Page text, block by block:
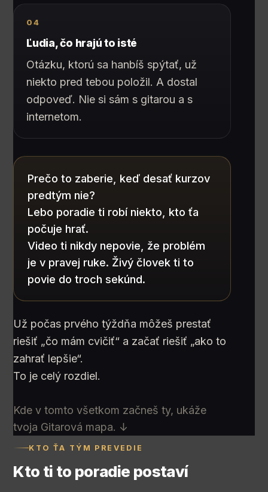
04
Ľudia, čo hrajú to isté
Otázku, ktorú sa hanbíš spýtať, už
niekto pred tebou položil. A dostal
odpoveď. Nie si sám s gitarou a s
internetom.
Prečo to zaberie, keď desať kurzov
predtým nie?
Lebo poradie ti robí niekto, kto ťa
počuje hrať.
Video ti nikdy nepovie, že problém
je v pravej ruke. Živý človek ti to
povie do troch sekúnd.
Už počas prvého týždňa môžeš prestať
riešiť „čo mám cvičiť“ a začať riešiť „ako to
zahrať lepšie“.
To je celý rozdiel.
Kde v tomto všetkom začneš ty, ukáže
tvoja Gitarová mapa. ↓
KTO ŤA TÝM PREVEDIE
Kto ti to poradie postaví